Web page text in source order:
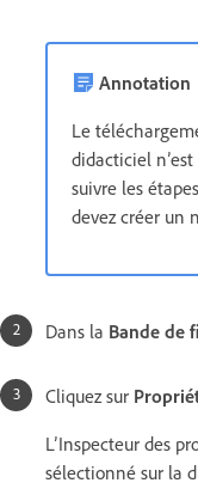
Annotation
Le
didacticiel
suivre les
devez créer un
Dans la Bande de
Cliquez sur
L’Inspecteur des
sélectionné sur la